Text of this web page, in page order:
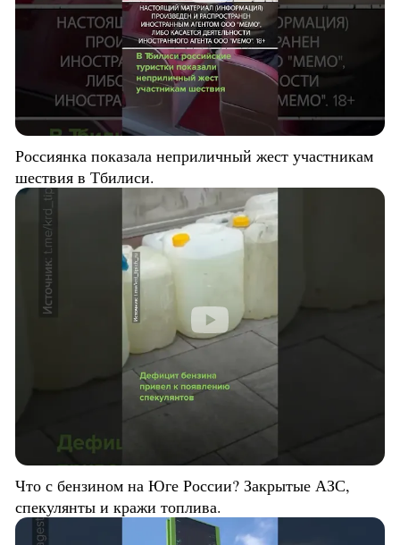
Россиянка показала неприличный жест участникам
шествия в Тбилиси.
Что с бензином на Юге России? Закрытые АЗС,
спекулянты и кражи топлива.